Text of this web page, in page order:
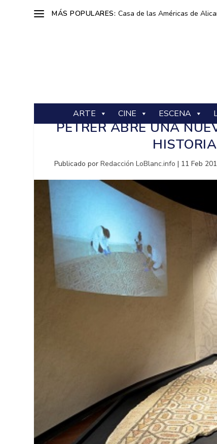
MÁS POPULARES: Casa de las Américas de
ARTE CINE ESCENA
PETRER ABRE UNA
Publicado porRedacción LoBlanc.info | 11 Feb